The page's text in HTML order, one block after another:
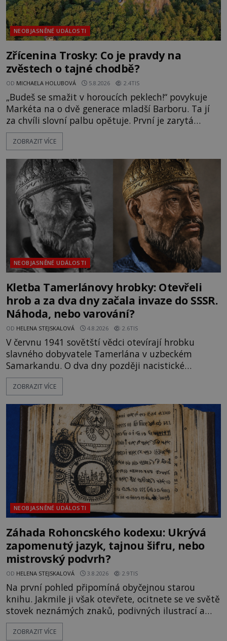
NEOBJASNĚNÉ UDÁLOSTI
Zřícenina Trosky: Co je pravdy na
zvěstech o tajné chodbě?
OD MICHAELA HOLUBOVÁ 5.8.2026 2.4TIS
„Budeš se smažit v horoucích peklech!“ povykuje
Markéta na o dvě generace mladší Barboru. Ta jí
za chvíli slovní palbu opětuje. První je zarytá
katolička, druhá přesvědčená kališnice. A každá z
nich se usídlí na jedné z věží slavného hradu
mezi vůdce protihusitského boje. Za manželku má
skutečně jistou
ZOBRAZIT VÍCE
NEOBJASNĚNÉ UDÁLOSTI
Kletba Tamerlánovy hrobky: Otevřeli
hrob a za dva dny začala invaze do SSSR.
Náhoda, nebo varování?
OD HELENA STEJSKALOVÁ 4.8.2026 2.6TIS
V červnu 1941 sovětští vědci otevírají hrobku
slavného dobyvatele Tamerlána v uzbeckém
Samarkandu. O dva dny později nacistické
Německo zahajuje operaci Barbarossa a napadá
Sovětský svaz. Shoda dat je natolik zarážející, že se
na legendě něco pravdy, nebo jde jen o fascinující
souhru okolností? Když antropolog Michail
Gerasimov (1907-1970) a
ZOBRAZIT VÍCE
NEOBJASNĚNÉ UDÁLOSTI
Záhada Rohoncského kodexu: Ukrývá
zapomenutý jazyk, tajnou šifru, nebo
mistrovský podvrh?
OD HELENA STEJSKALOVÁ 3.8.2026 2.9TIS
Na první pohled připomíná obyčejnou starou
knihu. Jakmile ji však otevřete, ocitnete se ve světě
stovek neznámých znaků, podivných ilustrací a
textu, který už téměř dvě století vzdoruje všem
pokusům o rozluštění. Rohoncský kodex patří mezi
ZOBRAZIT VÍCE